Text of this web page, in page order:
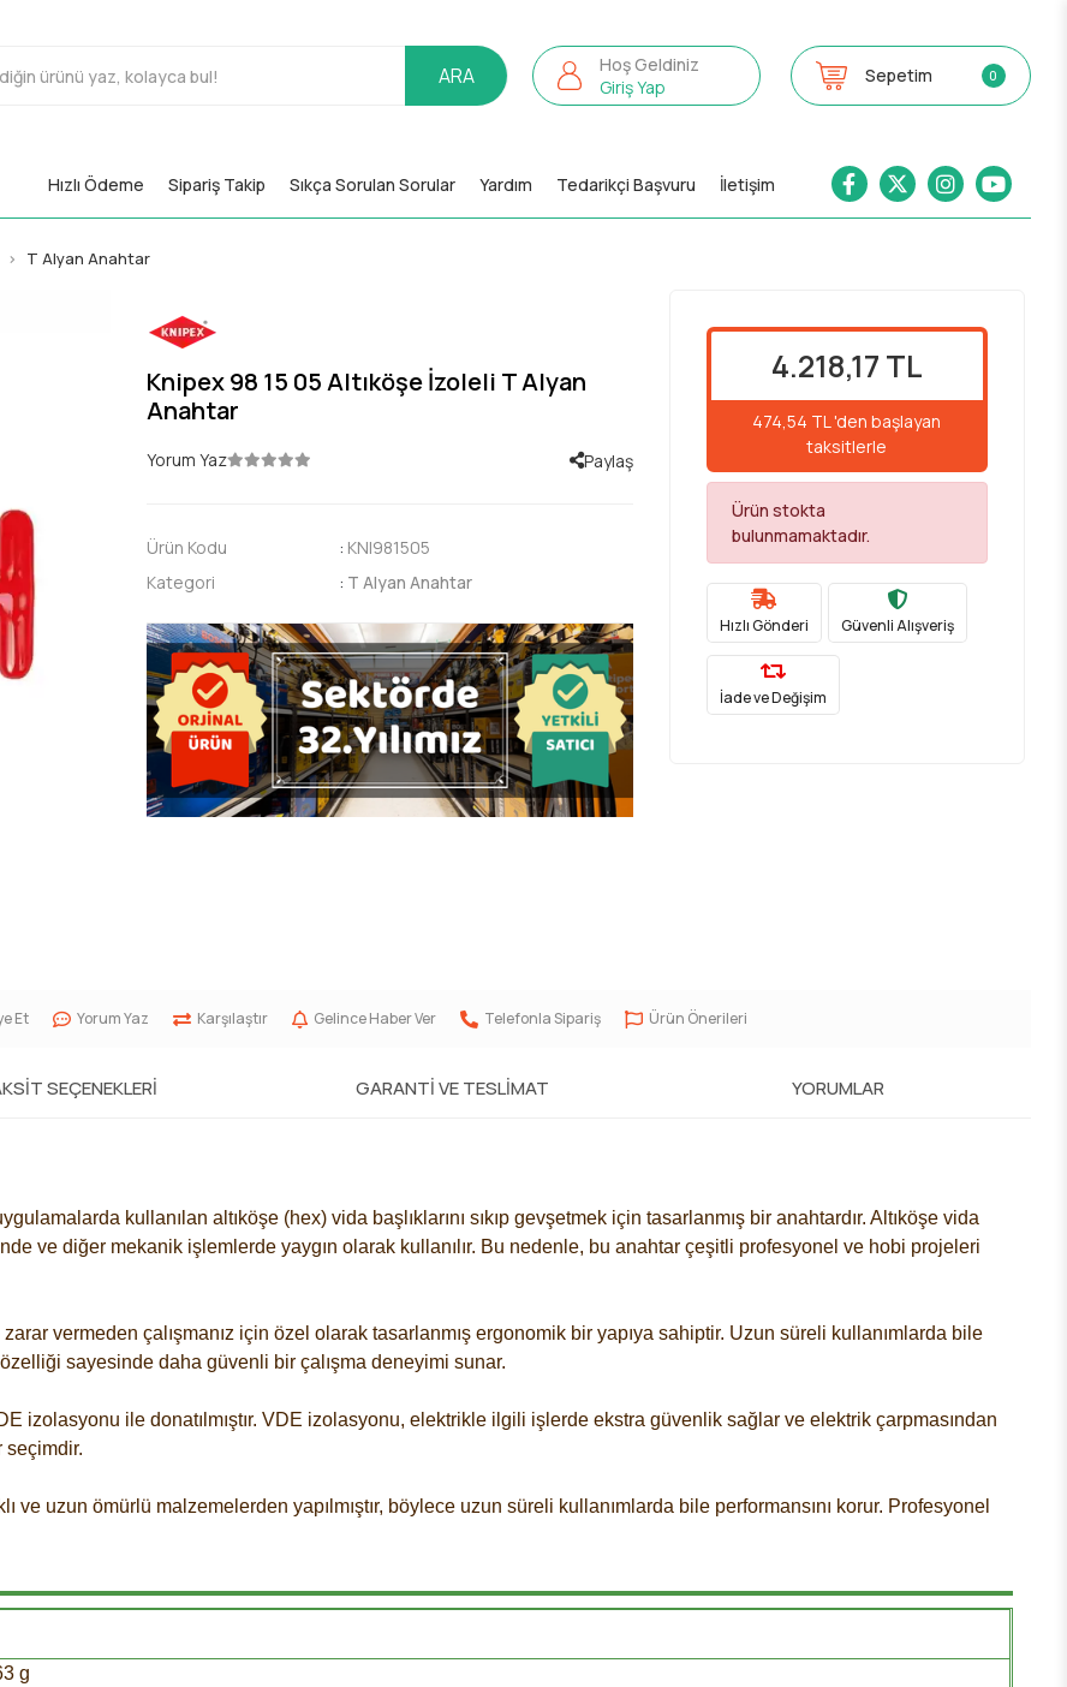
ARA
Hoş Geldiniz
Giriş Yap
Sepetim 0
Hızlı Ödeme Sipariş Takip Sıkça Sorulan Sorular Yardım Tedarikçi Başvuru İletişim
T Alyan Anahtar
Knipex 98 15 05 Altıköşe İzoleli T Alyan
Anahtar
Yorum Yaz Paylaş
Ürün Kodu : KNI981505
Kategori
: T Alyan Anahtar
4.218,17 TL
474,54 TL 'den başlayan
taksitlerle
Ürün stokta
bulunmamaktadır.
Hızlı Gönderi Güvenli Alışveriş
İade ve Değişim
Et Yorum Yaz Karşılaştır Gelince Haber Ver Telefonla Sipariş Ürün Önerileri
SEÇENEKLERI GARANTI VE TESLIMAT YORUMLAR
kullanılan altıköşe (hex) vida başlıklarını sıkıp gevşetmek için tasarlanmış bir anahtardır. Altıköşe vida
ve diğer mekanik işlemlerde yaygın olarak kullanılır. Bu nedenle, bu anahtar çeşitli profesyonel ve hobi projeleri
vermeden çalışmanız için özel olarak tasarlanmış ergonomik bir yapıya sahiptir. Uzun süreli kullanımlarda bile
sayesinde daha güvenli bir çalışma deneyimi sunar.
izolasyonu ile donatılmıştır. VDE izolasyonu, elektrikle ilgili işlerde ekstra güvenlik sağlar ve elektrik çarpmasından
seçimdir.
ve uzun ömürlü malzemelerden yapılmıştır, böylece uzun süreli kullanımlarda bile performansını korur. Profesyonel
g